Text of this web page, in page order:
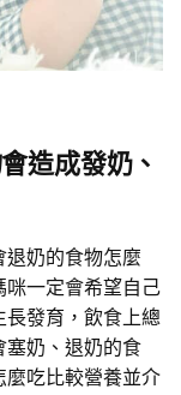
造成發奶、
奶的食物怎麼
咪一定會希望自己
長發育，飲食上總
塞奶、退奶的食
麼吃比較營養並介